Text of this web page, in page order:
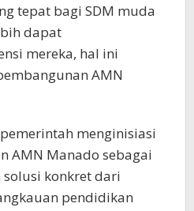
tepat bagi SDM muda
dapat
mereka, hal ini
AMN
menginisiasi
AMN Manado sebagai
konkret dari
pendidikan